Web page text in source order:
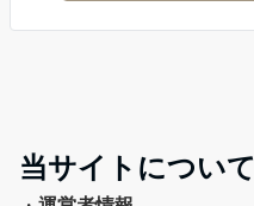
当サイトについて